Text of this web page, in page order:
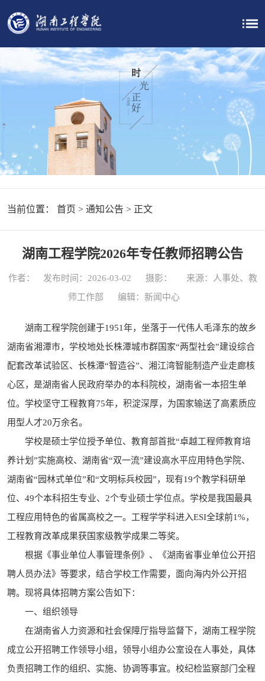
当前位置： 首页 > 通知公告 > 正文
湖南工程学院2026年专任教师招聘公告
作者： 发布时间：2026-03-02 摄影：
来源：人事处、教
师工作部
编辑：新闻中心
湖南工程学院创建于1951年，坐落于一代伟人毛泽东的故乡
湖南省湘潭市，学校地处长株潭城市群国家“两型社会”建设综合
配套改革试验区、长株潭“智造谷”、湘江湾智能制造产业走廊核
心区，是湖南省人民政府举办的本科院校，湖南省一本招生单
位。学校坚守工程教育75年，积淀深厚，为国家输送了高素质应
用型人才20万余名。
学校是硕士学位授予单位、教育部首批“卓越工程师教育培
养计划”实施高校、湖南省“双一流”建设高水平应用特色学院、
湖南省“园林式单位”和“文明标兵校园”，现有19个教学科研单
位、49个本科招生专业、2个专业硕士学位点。学校是我国最具
工程应用特色的省属高校之一。工程学学科进入ESI全球前1%，
工程教育改革成果获国家级教学成果二等奖。
根据《事业单位人事管理条例》、《湖南省事业单位公开招
聘人员办法》等要求，结合学校工作需要，面向海内外公开招
聘。现将具体招聘方案公告如下：
一、组织领导
在湖南省人力资源和社会保障厅指导监督下，湖南工程学院
成立公开招聘工作领导小组，领导小组办公室设在人事处，具体
负责招聘工作的组织、实施、协调等事宜。校纪检监察部门全程